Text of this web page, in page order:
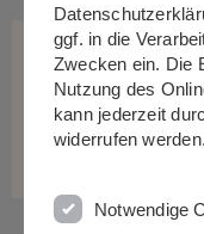
ggf. in die
Zwecken ein. Die
Nutzung des
kann jederzeit
widerrufen werden.
Notwendige